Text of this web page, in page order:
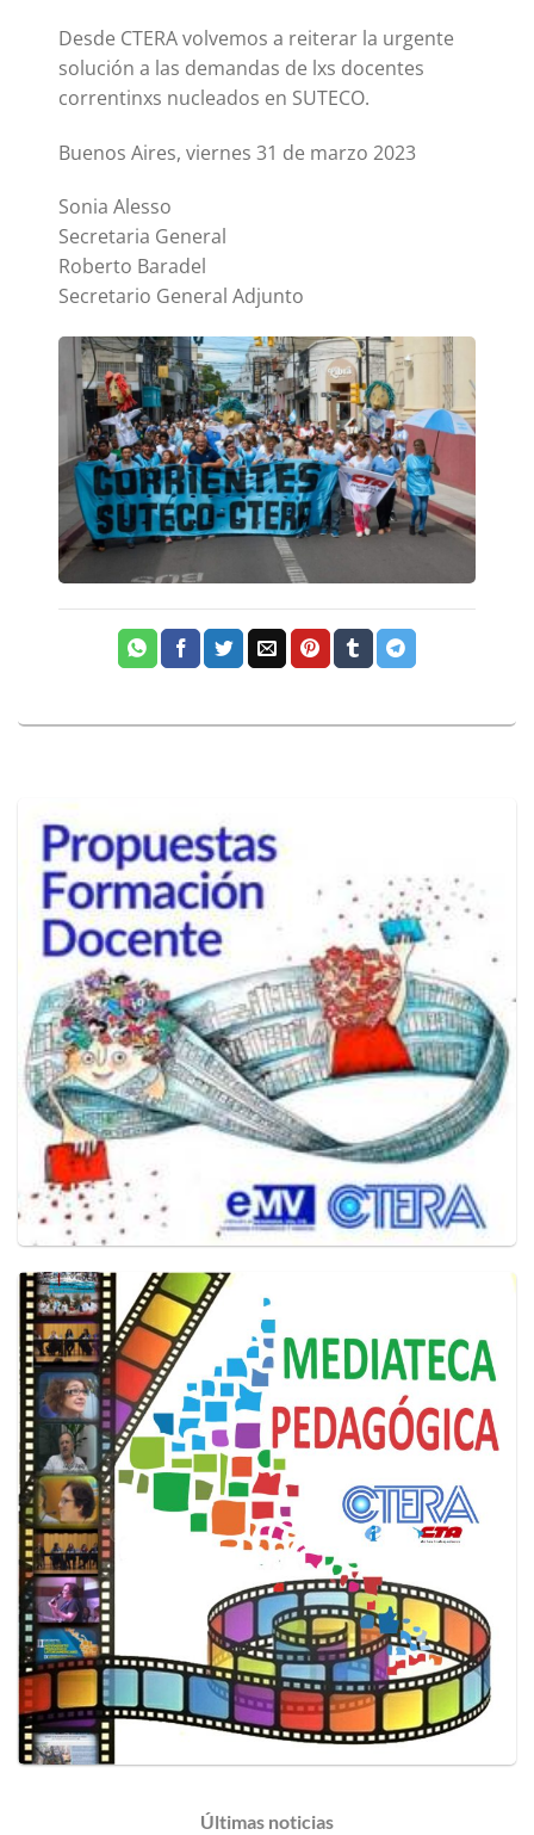
Desde CTERA volvemos a reiterar la urgente
solución a las demandas de lxs docentes
correntinxs nucleados en SUTECO.
Buenos Aires, viernes 31 de marzo 2023
Sonia Alesso
Secretaria General
Roberto Baradel
Secretario General Adjunto
Últimas noticias